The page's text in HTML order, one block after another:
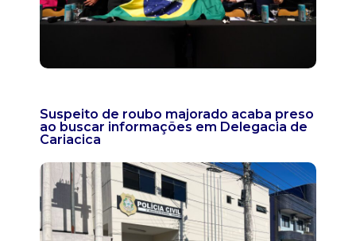
Suspeito de roubo majorado acaba preso
ao buscar informações em Delegacia de
Cariacica